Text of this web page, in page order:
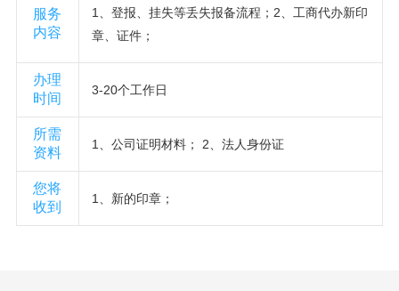
服务
内容
1、登报、挂失等丢失报备流程；2、工商代办新印
章、证件；
办理
时间
3-20个工作日
所需
资料
1、公司证明材料； 2、法人身份证
您将
收到
1、新的印章；